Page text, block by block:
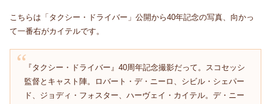
こちらは「タクシー・ドライバー」公開から40年記念の写真、向かっ
て一番右がカイテルです。
『タクシー・ドライバー』40周年記念撮影だって。スコセッシ
監督とキャスト陣。ロバート・デ・ニーロ、シビル・シェパー
ド、ジョディ・フォスター、ハーヴェイ・カイテル。デ・ニー